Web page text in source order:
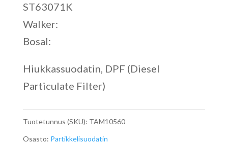
ST63071K
Walker:
Bosal:
Hiukkassuodatin, DPF (Diesel
Particulate Filter)
Tuotetunnus (SKU): TAM10560
Osasto: Partikkelisuodatin